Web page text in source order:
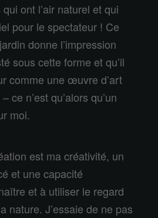
ont l’air naturel et qui
pour le spectateur ! Ce
donne l’impression
sous cette forme et qu’il
comme une œuvre d’art
ce n’est qu’alors qu’un
moi.
est ma créativité, un
et une capacité
et à utiliser le regard
nature. J’essaie de ne pas